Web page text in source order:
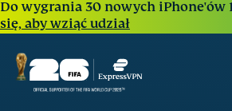
Do wygrania 30 nowych iPhone'ów
się, aby wziąć udział